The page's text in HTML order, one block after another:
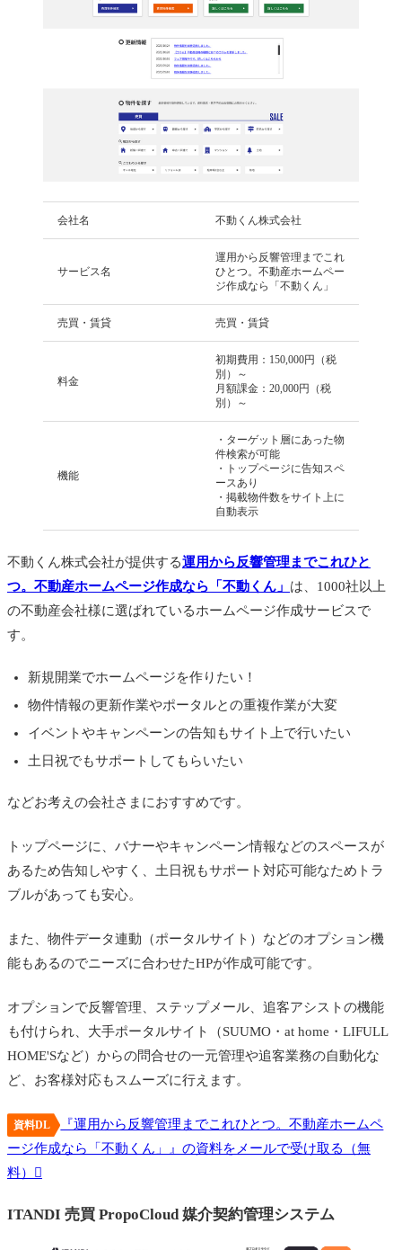
会社名 不動くん株式会社
サービス名
運用から反響管理までこれ
ひとつ。不動産ホームペー
ジ作成なら「不動くん」
売買・賃貸 売買・賃貸
料金
初期費用：150,000円（税
別）～
月額課金：20,000円（税
別）～
機能
・ターゲット層にあった物
件検索が可能
・トップページに告知スペ
ースあり
・掲載物件数をサイト上に
自動表示
不動くん株式会社が提供する運用から反響管理までこれひと
つ。不動産ホームページ作成なら「不動くん」 は、1000社以上
の不動産会社様に選ばれているホームページ作成サービスで
す。
新規開業でホームページを作りたい！
物件情報の更新作業やポータルとの重複作業が大変
イベントやキャンペーンの告知もサイト上で行いたい
土日祝でもサポートしてもらいたい
などお考えの会社さまにおすすめです。
トップページに、バナーやキャンペーン情報などのスペースが
あるため告知しやすく、土日祝もサポート対応可能なためトラ
ブルがあっても安心。
また、物件データ連動（ポータルサイト）などのオプション機
能もあるのでニーズに合わせたHPが作成可能です。
オプションで反響管理、ステップメール、追客アシストの機能
も付けられ、大手ポータルサイト（SUUMO・at home・LIFULL
HOME'Sなど）からの問合せの一元管理や追客業務の自動化な
ど、お客様対応もスムーズに行えます。
資料DL
『運用から反響管理までこれひとつ。不動産ホームペ
ージ作成なら「不動くん」』の資料をメールで受け取る（無
料）
ITANDI 売買 PropoCloud 媒介契約管理システム